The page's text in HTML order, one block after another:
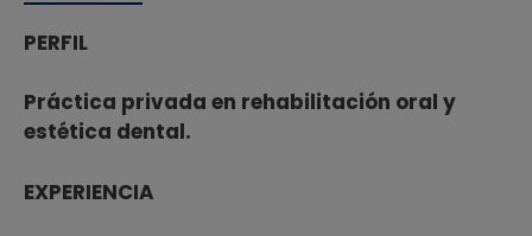
PERFIL
Práctica privada en rehabilitación oral y
estética dental.
EXPERIENCIA